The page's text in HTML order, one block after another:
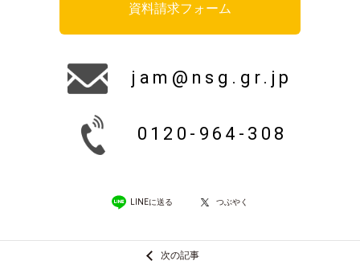
資料請求フォーム
jam@nsg.gr.jp
0120-964-308
LINEに送る つぶやく
次の記事